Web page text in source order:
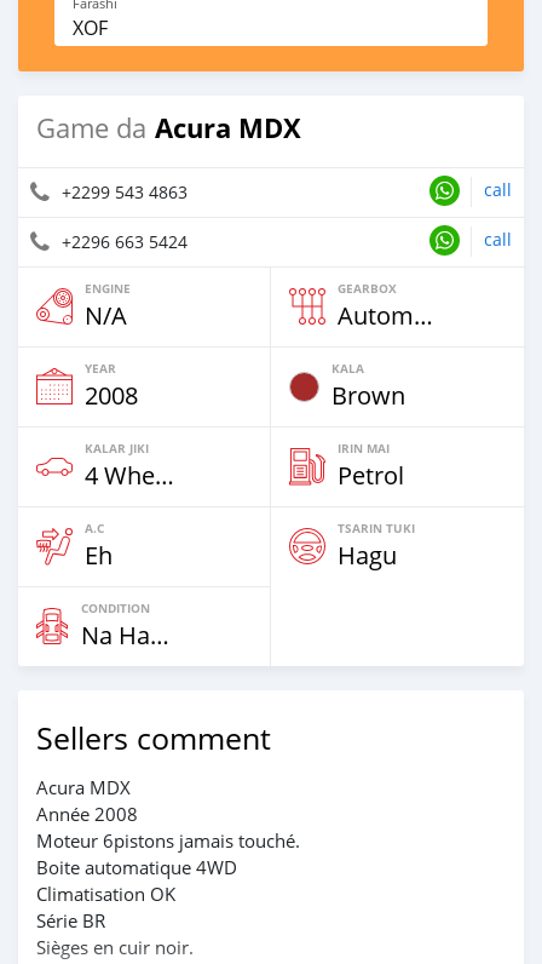
XOF
Game da Acura MDX
+2299 543 4863 call
+2296 663 5424 call
ENGINE
N/A
GEARBOX
Automatic
YEAR
2008
KALA
Brown
KALAR JIKI
4 Wheel Drives & SUVs
IRIN MAI
Petrol
A.C
Eh
TSARIN TUKI
Hagu
CONDITION
Na Hannu
Sellers comment
Acura MDX
Année 2008
Moteur 6pistons jamais touché.
Boite automatique 4WD
Climatisation OK
Série BR
Sièges en cuir noir.